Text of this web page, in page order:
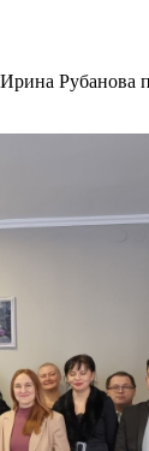
Рубанова